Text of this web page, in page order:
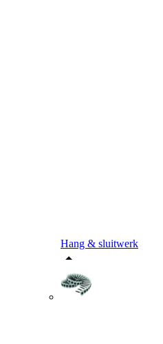
Hang & sluitwerk